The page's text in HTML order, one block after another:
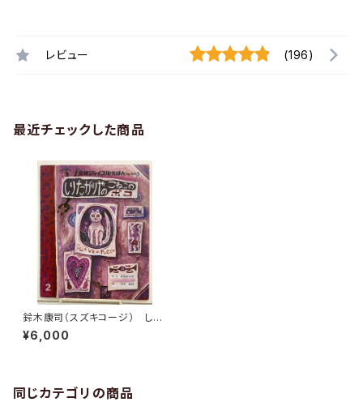
レビュー (196)
最近チェックした商品
鈴木康司（スズキコージ） しり
たがりやのこねこポコ 安藤美
紀夫 文研ジョイフルえほん59
¥6,000
同じカテゴリの商品